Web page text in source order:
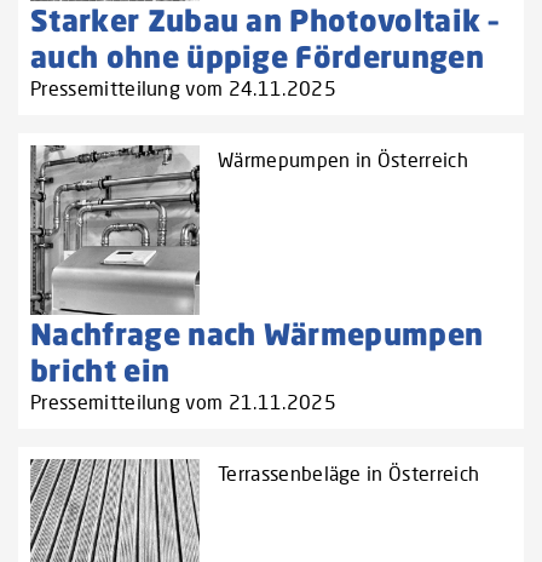
Starker Zubau an Photovoltaik –
auch ohne üppige Förderungen
Pressemitteilung vom 24.11.2025
Wärmepumpen in Österreich
Nachfrage nach Wärmepumpen
bricht ein
Pressemitteilung vom 21.11.2025
Terrassenbeläge in Österreich